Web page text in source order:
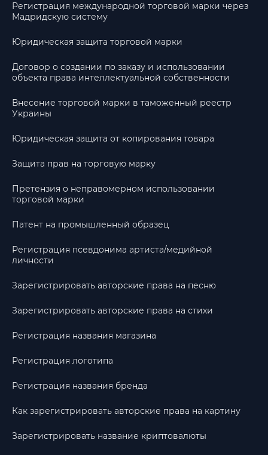
Регистрация международной торговой марки через
Мадридскую систему
Юридическая защита торговой марки
Договор о создании по заказу и использовании
объекта права интеллектуальной собственности
Внесение торговой марки в таможенный реестр
Украины
Юридическая защита от копирования товара
Защита прав на торговую марку
Претензия о неправомерном использовании
торговой марки
Патент на промышленный образец
Регистрация псевдонима артиста/медийной
личности
Зарегистрировать авторские права на песню
Зарегистрировать авторские права на стихи
Регистрация названия магазина
Регистрация логотипа
Регистрация названия бренда
Как зарегистрировать авторские права на картину
Зарегистрировать название криптовалюты